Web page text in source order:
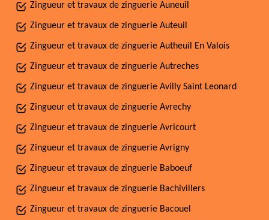
Zingueur et travaux de zinguerie Auneuil
Zingueur et travaux de zinguerie Auteuil
Zingueur et travaux de zinguerie Autheuil En Valois
Zingueur et travaux de zinguerie Autreches
Zingueur et travaux de zinguerie Avilly Saint Leonard
Zingueur et travaux de zinguerie Avrechy
Zingueur et travaux de zinguerie Avricourt
Zingueur et travaux de zinguerie Avrigny
Zingueur et travaux de zinguerie Baboeuf
Zingueur et travaux de zinguerie Bachivillers
Zingueur et travaux de zinguerie Bacouel